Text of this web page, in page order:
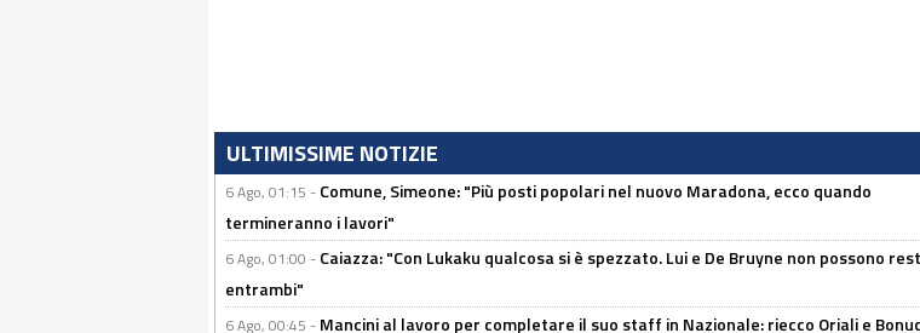
ULTIMISSIME NOTIZIE
6 Ago, 01:15 - Comune, Simeone: "Più posti popolari nel nuovo Maradona, ecco quando
termineranno i lavori"
6 Ago, 01:00 - Caiazza: "Con Lukaku qualcosa si è spezzato. Lui e De Bruyne non possono
entrambi"
6 Ago, 00:45 - Mancini al lavoro per completare il suo staff in Nazionale: riecco Oriali e